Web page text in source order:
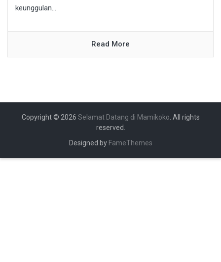
keunggulan...
Read More
Copyright © 2026 Selamat Datang di Mamikoko. All rights
reserved.
Designed by FameThemes